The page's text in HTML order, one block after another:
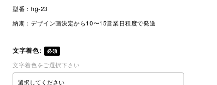
型番： hg-23
納期： デザイン画決定から10〜15営業日程度で発送
文字着色: 必須
文字着色をご選択下さい